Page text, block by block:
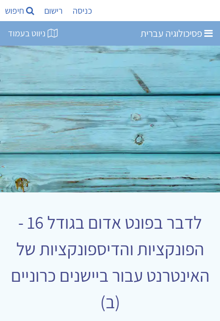
כניסה רישום חיפוש
פסיכולוגיה עברית ניווט בעמוד
לדבר בפונט אדום בגודל 16 -
הפונקציות והדיספונקציות של
האינטרנט עבור ביישנים כרוניים
(ב)